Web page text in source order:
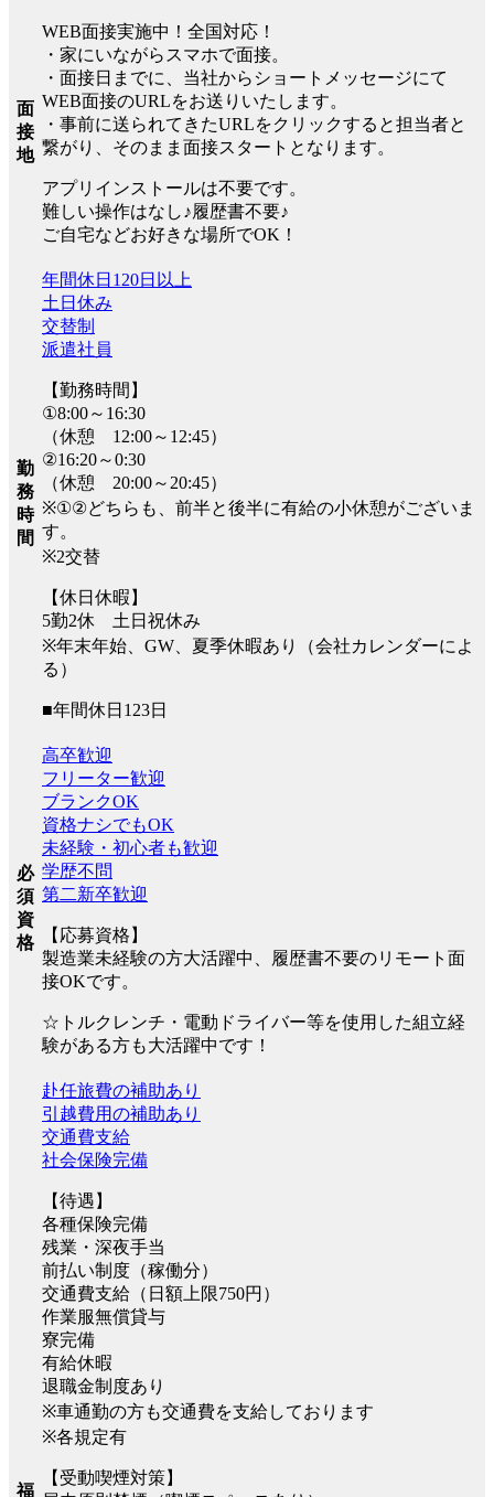
面
接
地
WEB面接実施中！全国対応！
・家にいながらスマホで面接。
・面接日までに、当社からショートメッセージにて
WEB面接のURLをお送りいたします。
・事前に送られてきたURLをクリックすると担当者と
繋がり、そのまま面接スタートとなります。
アプリインストールは不要です。
難しい操作はなし♪履歴書不要♪
ご自宅などお好きな場所でOK！
勤
務
時
間
年間休日120日以上
土日休み
交替制
派遣社員
【勤務時間】
①8:00～16:30
（休憩 12:00～12:45）
②16:20～0:30
（休憩 20:00～20:45）
※①②どちらも、前半と後半に有給の小休憩がございま
す。
※2交替
【休日休暇】
5勤2休 土日祝休み
※年末年始、GW、夏季休暇あり（会社カレンダーによ
る）
■年間休日123日
必
須
資
格
高卒歓迎
フリーター歓迎
ブランクOK
資格ナシでもOK
未経験・初心者も歓迎
学歴不問
第二新卒歓迎
【応募資格】
製造業未経験の方大活躍中、履歴書不要のリモート面
接OKです。
☆トルクレンチ・電動ドライバー等を使用した組立経
験がある方も大活躍中です！
福
赴任旅費の補助あり
引越費用の補助あり
交通費支給
社会保険完備
【待遇】
各種保険完備
残業・深夜手当
前払い制度（稼働分）
交通費支給（日額上限750円）
作業服無償貸与
寮完備
有給休暇
退職金制度あり
※車通勤の方も交通費を支給しております
※各規定有
【受動喫煙対策】